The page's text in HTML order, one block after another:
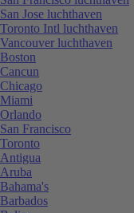
San Jose luchthaven
Toronto Intl luchthaven
Vancouver luchthaven
Boston
Cancun
Chicago
Miami
Orlando
San Francisco
Toronto
Antigua
Aruba
Bahama's
Barbados